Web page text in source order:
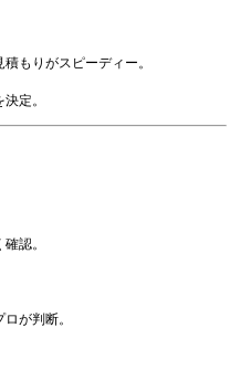
もりがスピーディー。
定。
認。
が判断。